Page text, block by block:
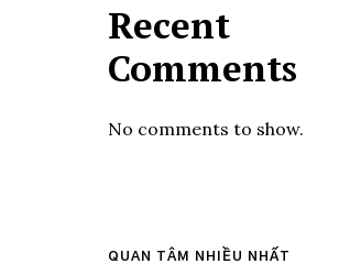
Recent
Comments
No comments to show.
QUAN TÂM NHIỀU NHẤT